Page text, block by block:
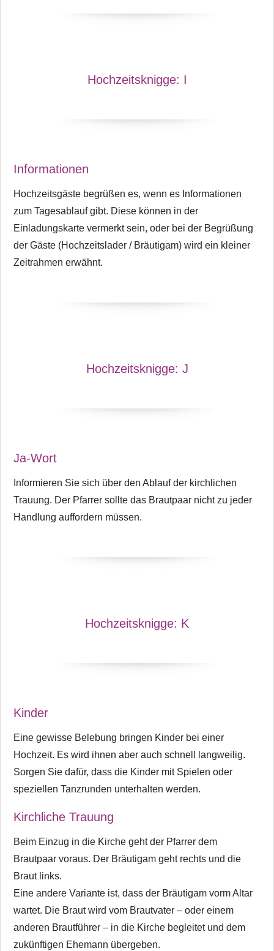
Hochzeitsknigge: I
Informationen
Hochzeitsgäste begrüßen es, wenn es Informationen
zum Tagesablauf gibt. Diese können in der
Einladungskarte vermerkt sein, oder bei der Begrüßung
der Gäste (Hochzeitslader / Bräutigam) wird ein kleiner
Zeitrahmen erwähnt.
Hochzeitsknigge: J
Ja-Wort
Informieren Sie sich über den Ablauf der kirchlichen
Trauung. Der Pfarrer sollte das Brautpaar nicht zu jeder
Handlung auffordern müssen.
Hochzeitsknigge: K
Kinder
Eine gewisse Belebung bringen Kinder bei einer
Hochzeit. Es wird ihnen aber auch schnell langweilig.
Sorgen Sie dafür, dass die Kinder mit Spielen oder
speziellen Tanzrunden unterhalten werden.
Kirchliche Trauung
Beim Einzug in die Kirche geht der Pfarrer dem
Brautpaar voraus. Der Bräutigam geht rechts und die
Braut links.
Eine andere Variante ist, dass der Bräutigam vorm Altar
wartet. Die Braut wird vom Brautvater – oder einem
anderen Brautführer – in die Kirche begleitet und dem
zukünftigen Ehemann übergeben.